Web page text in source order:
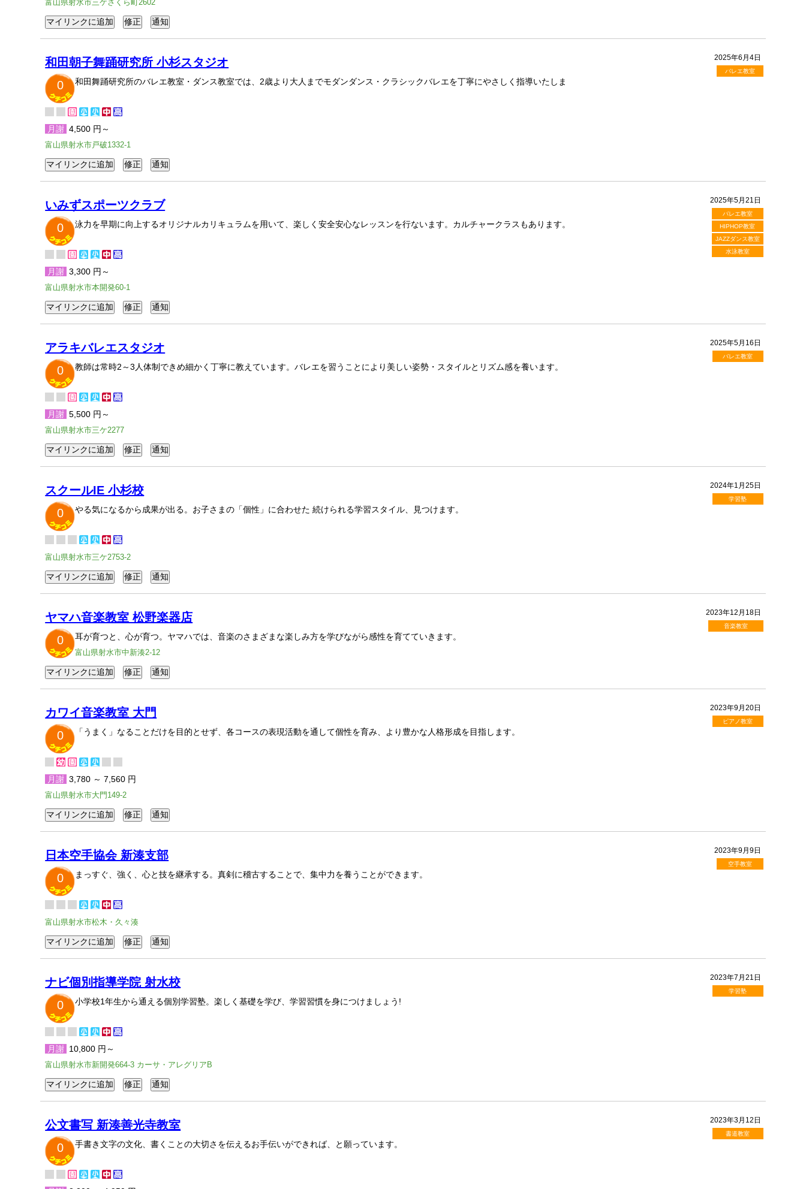
富山県射水市三ケさくら町2602
2025年6月4日
バレエ教室
和田朝子舞踊研究所 小杉スタジオ
0
和田舞踊研究所のバレエ教室・ダンス教室では、2歳より大人までモダンダンス・クラシックバレエを丁寧にやさしく指導いたしま
月謝 4,500 円～
富山県射水市戸破1332-1
2025年5月21日
バレエ教室
HIPHOP教室
JAZZダンス教室
水泳教室
いみずスポーツクラブ
0
泳力を早期に向上するオリジナルカリキュラムを用いて、楽しく安全安心なレッスンを行ないます。カルチャークラスもあります。
月謝 3,300 円～
富山県射水市本開発60-1
2025年5月16日
バレエ教室
アラキバレエスタジオ
0
教師は常時2～3人体制できめ細かく丁寧に教えています。バレエを習うことにより美しい姿勢・スタイルとリズム感を養います。
月謝 5,500 円～
富山県射水市三ケ2277
2024年1月25日
学習塾
スクールIE 小杉校
0
やる気になるから成果が出る。お子さまの「個性」に合わせた 続けられる学習スタイル、見つけます。
富山県射水市三ケ2753-2
2023年12月18日
音楽教室
ヤマハ音楽教室 松野楽器店
0
耳が育つと、心が育つ。ヤマハでは、音楽のさまざまな楽しみ方を学びながら感性を育てていきます。
富山県射水市中新湊2-12
2023年9月20日
ピアノ教室
カワイ音楽教室 大門
0
「うまく」なることだけを目的とせず、各コースの表現活動を通して個性を育み、より豊かな人格形成を目指します。
月謝 3,780 ～ 7,560 円
富山県射水市大門149-2
2023年9月9日
空手教室
日本空手協会 新湊支部
0
まっすぐ、強く、心と技を継承する。真剣に稽古することで、集中力を養うことができます。
富山県射水市松木・久々湊
2023年7月21日
学習塾
ナビ個別指導学院 射水校
0
小学校1年生から通える個別学習塾。楽しく基礎を学び、学習習慣を身につけましょう!
月謝 10,800 円～
富山県射水市新開発664-3 カーサ・アレグリアB
2023年3月12日
書道教室
公文書写 新湊善光寺教室
0
手書き文字の文化、書くことの大切さを伝えるお手伝いができれば、と願っています。